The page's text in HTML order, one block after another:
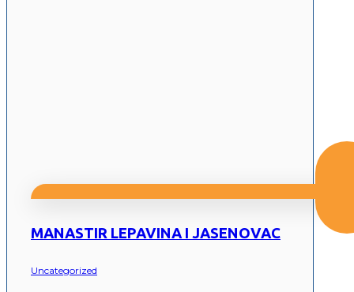
MANASTIR LEPAVINA I JASENOVAC
Uncategorized